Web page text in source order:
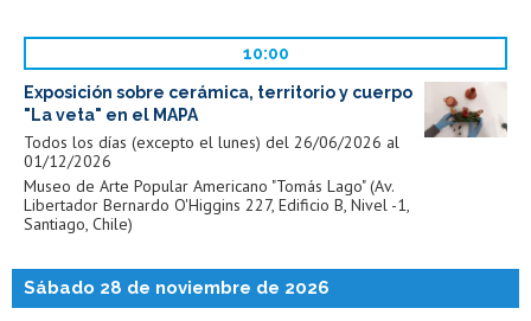
10:00
Exposición sobre cerámica, territorio y cuerpo
"La veta" en el MAPA
Todos los días (excepto el lunes) del 26/06/2026 al
01/12/2026
Museo de Arte Popular Americano "Tomás Lago" (Av.
Libertador Bernardo O'Higgins 227, Edificio B, Nivel -1,
Santiago, Chile)
Sábado 28 de noviembre de 2026